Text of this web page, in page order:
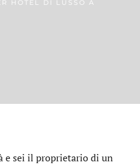
HOTEL DI LUSSO A
e sei il proprietario di un